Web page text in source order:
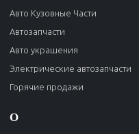
Авто Кузовные Части
Автозапчасти
Авто украшения
Электрические автозапчасти
Горячие продажи
О